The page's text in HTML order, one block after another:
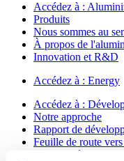
Accédez à :
Produits
Nous sommes au
À propos de
Innovation et R&D
Accédez à : Energy
Accédez à :
Notre approche
Rapport de
Feuille de route
Contact